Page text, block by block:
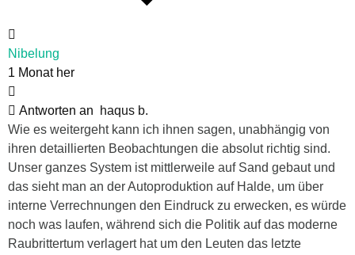
Nibelung
1 Monat her
Antworten an
haqus b.
Wie es weitergeht kann ich ihnen sagen, unabhängig von
ihren detaillierten Beobachtungen die absolut richtig sind.
Unser ganzes System ist mittlerweile auf Sand gebaut und
das sieht man an der Autoproduktion auf Halde, um über
interne Verrechnungen den Eindruck zu erwecken, es würde
noch was laufen, während sich die Politik auf das moderne
Raubrittertum verlagert hat um den Leuten das letzte